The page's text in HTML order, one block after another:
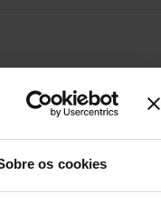
os cookies